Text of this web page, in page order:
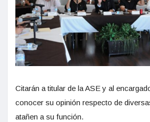
Citarán a titular de la ASE y al
conocer su opinión respecto de
atañen a su función.